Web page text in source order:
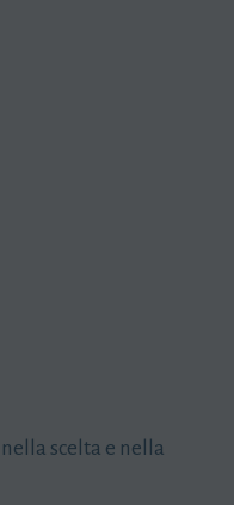
scelta e nella